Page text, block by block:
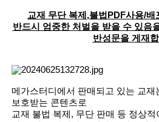
교재 무단 복제,불법PDF사용/
반드시 엄중한 처벌을 받을 수 있음
반성문을 게재
메가스터디에서 판매되고 있는 교재
보호받는 콘텐츠로
교재 불법 복제, 무단 판매 등 정상